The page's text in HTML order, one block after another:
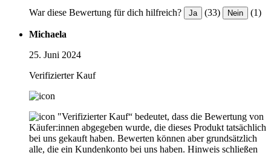
War diese Bewertung für dich hilfreich? Ja (33) Nein (1)
Michaela
25. Juni 2024
Verifizierter Kauf
"Verifizierter Kauf“ bedeutet, dass die Bewertung von
Käufer:innen abgegeben wurde, die dieses Produkt tatsächlich
bei uns gekauft haben. Bewerten können aber grundsätzlich
alle, die ein Kundenkonto bei uns haben. Hinweis schließen